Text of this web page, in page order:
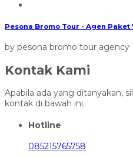
Pesona Bromo Tour - Agen
by pesona bromo tour agency
Kontak Kami
Apabila ada yang ditanyakan,
kontak di bawah ini.
Hotline
085215765758